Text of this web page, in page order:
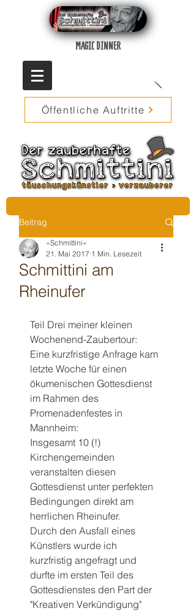
MAGIC DINNER
Öffentliche Auftritte
Beitrag
Schmittini am
Rheinufer
»Schmittini«
21. Mai 2017 1 Min. Lesezeit
Teil Drei meiner kleinen
Wochenend-Zaubertour:
Eine kurzfristige Anfrage kam
letzte Woche für einen
ökumenischen Gottesdienst
im Rahmen des
Promenadenfestes in
Mannheim:
Insgesamt 10 (!)
Kirchengemeinden
veranstalten diesen
Gottesdienst unter perfekten
Bedingungen direkt am
herrlichen Rheinufer.
Durch den Ausfall eines
Künstlers wurde ich
kurzfristig angefragt und
durfte im ersten Teil des
Gottesdienstes den Part der
"Kreativen Verkündigung"